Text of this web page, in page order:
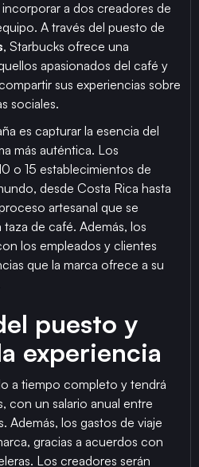
a dos creadores de
A través del puesto de
, Starbucks ofrece una
apasionados del café y
sus experiencias sobre
sociales.
es capturar la esencia del
más auténtica. Los
o 15 establecimientos de
desde Costa Rica hasta
artesanal que se
de café. Además, los
los empleados y clientes
que la marca ofrece a su
puesto y
experiencia
a tiempo completo y tendrá
con un salario anual entre
Además, los gastos de viaje
gracias a acuerdos con
Los creadores serán